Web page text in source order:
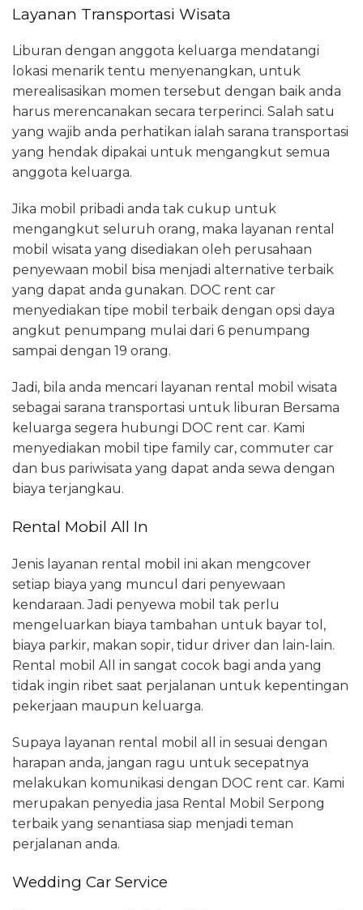
Layanan Transportasi Wisata
Liburan dengan anggota keluarga mendatangi
lokasi menarik tentu menyenangkan, untuk
merealisasikan momen tersebut dengan baik anda
harus merencanakan secara terperinci. Salah satu
yang wajib anda perhatikan ialah sarana transportasi
yang hendak dipakai untuk mengangkut semua
anggota keluarga.
Jika mobil pribadi anda tak cukup untuk
mengangkut seluruh orang, maka layanan rental
mobil wisata yang disediakan oleh perusahaan
penyewaan mobil bisa menjadi alternative terbaik
yang dapat anda gunakan. DOC rent car
menyediakan tipe mobil terbaik dengan opsi daya
angkut penumpang mulai dari 6 penumpang
sampai dengan 19 orang.
Jadi, bila anda mencari layanan rental mobil wisata
sebagai sarana transportasi untuk liburan Bersama
keluarga segera hubungi DOC rent car. Kami
menyediakan mobil tipe family car, commuter car
dan bus pariwisata yang dapat anda sewa dengan
biaya terjangkau.
Rental Mobil All In
Jenis layanan rental mobil ini akan mengcover
setiap biaya yang muncul dari penyewaan
kendaraan. Jadi penyewa mobil tak perlu
mengeluarkan biaya tambahan untuk bayar tol,
biaya parkir, makan sopir, tidur driver dan lain-lain.
Rental mobil All in sangat cocok bagi anda yang
tidak ingin ribet saat perjalanan untuk kepentingan
pekerjaan maupun keluarga.
Supaya layanan rental mobil all in sesuai dengan
harapan anda, jangan ragu untuk secepatnya
melakukan komunikasi dengan DOC rent car. Kami
merupakan penyedia jasa Rental Mobil Serpong
terbaik yang senantiasa siap menjadi teman
perjalanan anda.
Wedding Car Service